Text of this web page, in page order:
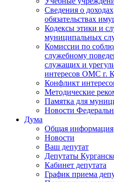
Сведения о
обязательствах
Кодексы этики и
муниципальных
Комиссии по
служебному
служащих и
интересов ОМС г.
Конфликт
Методические
Памятка для
Новости
Дума
Общая информация
Новости
Ваш депутат
Депутаты
Кабинет депутата
График приема